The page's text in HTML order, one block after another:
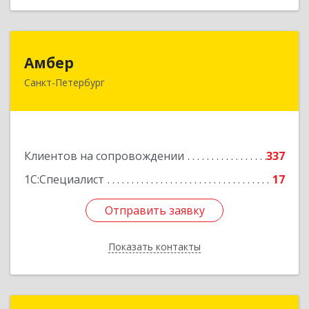
Амбер
Санкт-Петербург
Клиентов на сопровождении
337
1С:Специалист
17
Отправить заявку
Показать контакты
191119, Санкт-Петербург г, Правды ул, дом №
Отправить заявку
Назад